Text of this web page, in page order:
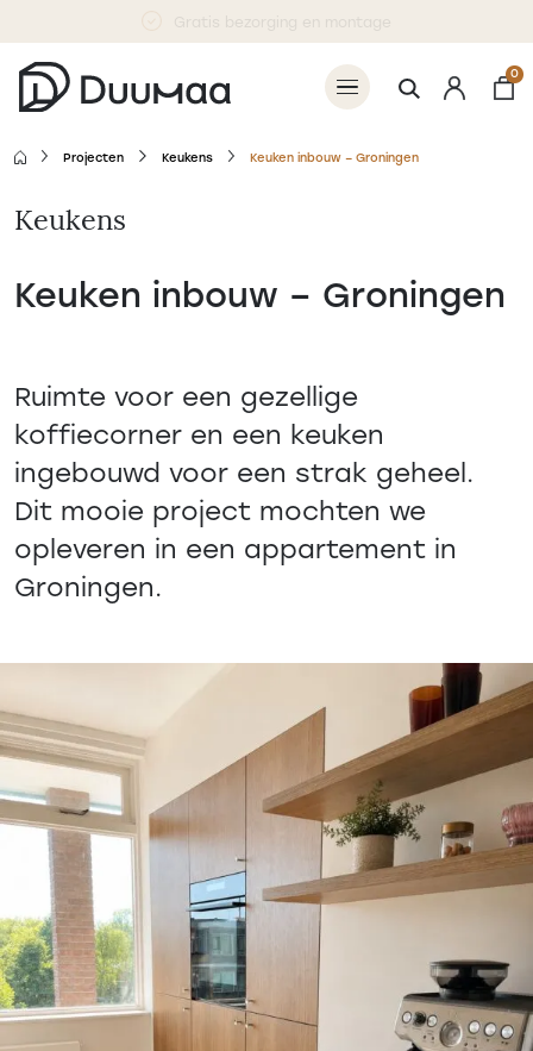
Betaal 50% nu, 50% bij levering
0
Projecten Keukens Keuken inbouw – Groningen
Keukens
Keuken inbouw – Groningen
Ruimte voor een gezellige
koffiecorner en een keuken
ingebouwd voor een strak geheel.
Dit mooie project mochten we
opleveren in een appartement in
Groningen.